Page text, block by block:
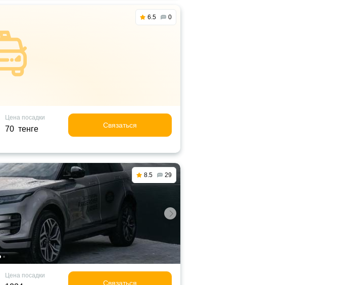
6.5 0
Цена посадки
70 тенге Связаться
8.5 29
Цена посадки
Связаться